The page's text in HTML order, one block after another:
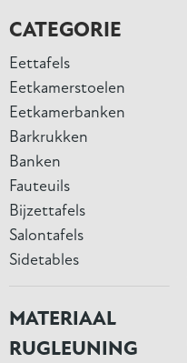
CATEGORIE
Eettafels
Eetkamerstoelen
Eetkamerbanken
Barkrukken
Banken
Fauteuils
Bijzettafels
Salontafels
Sidetables
MATERIAAL
RUGLEUNING